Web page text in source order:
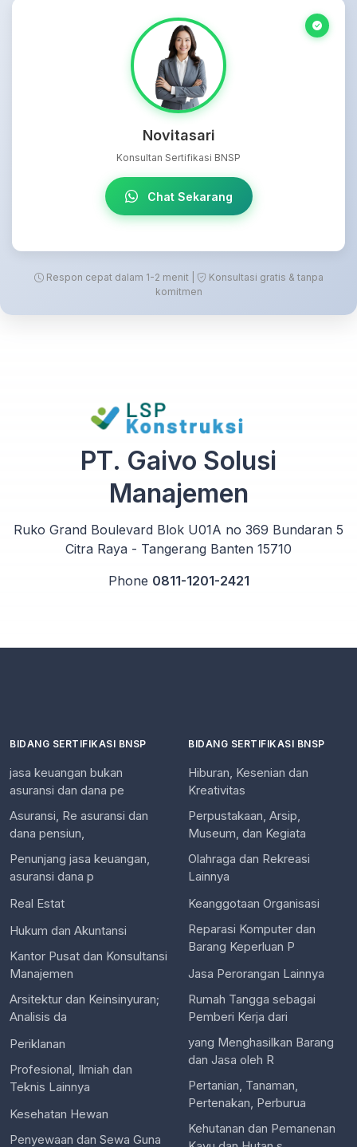
Novitasari
Konsultan Sertifikasi BNSP
Chat Sekarang
Respon cepat dalam 1-2 menit |
Konsultasi gratis & tanpa
komitmen
PT. Gaivo Solusi
Manajemen
Ruko Grand Boulevard Blok U01A no 369 Bundaran 5
Citra Raya - Tangerang Banten 15710
Phone 0811-1201-2421
BIDANG SERTIFIKASI BNSP
jasa keuangan bukan
asuransi dan dana pe
Asuransi, Re asuransi dan
dana pensiun,
Penunjang jasa keuangan,
asuransi dana p
Real Estat
Hukum dan Akuntansi
Kantor Pusat dan Konsultansi
Manajemen
Arsitektur dan Keinsinyuran;
Analisis da
Periklanan
Profesional, Ilmiah dan
Teknis Lainnya
Kesehatan Hewan
Penyewaan dan Sewa Guna
BIDANG SERTIFIKASI BNSP
Hiburan, Kesenian dan
Kreativitas
Perpustakaan, Arsip,
Museum, dan Kegiata
Olahraga dan Rekreasi
Lainnya
Keanggotaan Organisasi
Reparasi Komputer dan
Barang Keperluan P
Jasa Perorangan Lainnya
Rumah Tangga sebagai
Pemberi Kerja dari
yang Menghasilkan Barang
dan Jasa oleh R
Pertanian, Tanaman,
Pertenakan, Perburua
Kehutanan dan Pemanenan